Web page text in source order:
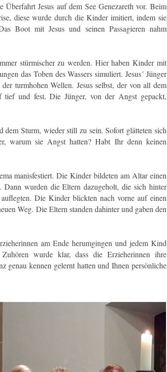
Jesus auf dem See Genezareth vor. Beim
diese wurde durch die Kinder imitiert, indem sie
Boot mit Jesus und seinen Passagieren nahm
stürmischer zu werden. Hier haben Kinder mit
das Toben des Wassers simuliert. Jesus´ Jünger
turmhohen Wellen. Jesus selbst, der von all dem
tief und fest. Die Jünger, von der Angst gepackt,
dem Sturm, wieder still zu sein. Sofort glätteten sich
warum sie Angst hatten? Habt Ihr denn keinen
manisfestiert. Die Kinder bildeten am Altar einen
wurden die Eltern dazugeholt, die sich hinter
Die Kinder blickten nach vorne auf einen
Weg. Die Eltern standen dahinter und gaben den
am Ende herumgingen und jedem Kind
wurde klar, dass die Erzieherinnen ihre
genau kennen gelernt hatten und Ihnen persönliche